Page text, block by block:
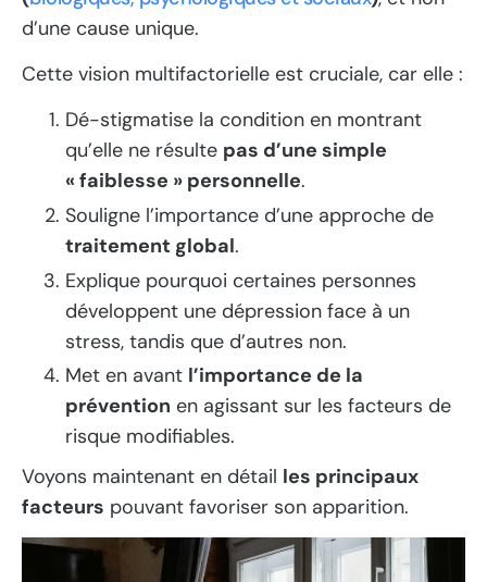
d’une cause unique.
Cette vision multifactorielle est cruciale, car elle :
Dé-stigmatise la condition en montrant
qu’elle ne résulte pas d’une simple
« faiblesse » personnelle.
Souligne l’importance d’une approche de
traitement global.
Explique pourquoi certaines personnes
développent une dépression face à un
stress, tandis que d’autres non.
Met en avant l’importance de la
prévention en agissant sur les facteurs de
risque modifiables.
Voyons maintenant en détail les principaux
facteurs pouvant favoriser son apparition.